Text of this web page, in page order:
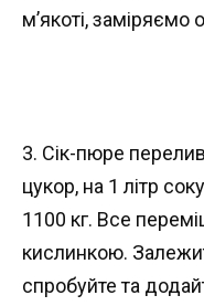
м’якоті,
3. Сік-пюре
цукор, на 1 літр
1100 кг. Все
кислинкою.
спробуйте та